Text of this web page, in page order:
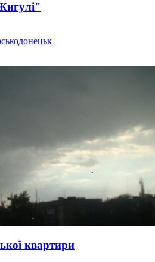
квартири